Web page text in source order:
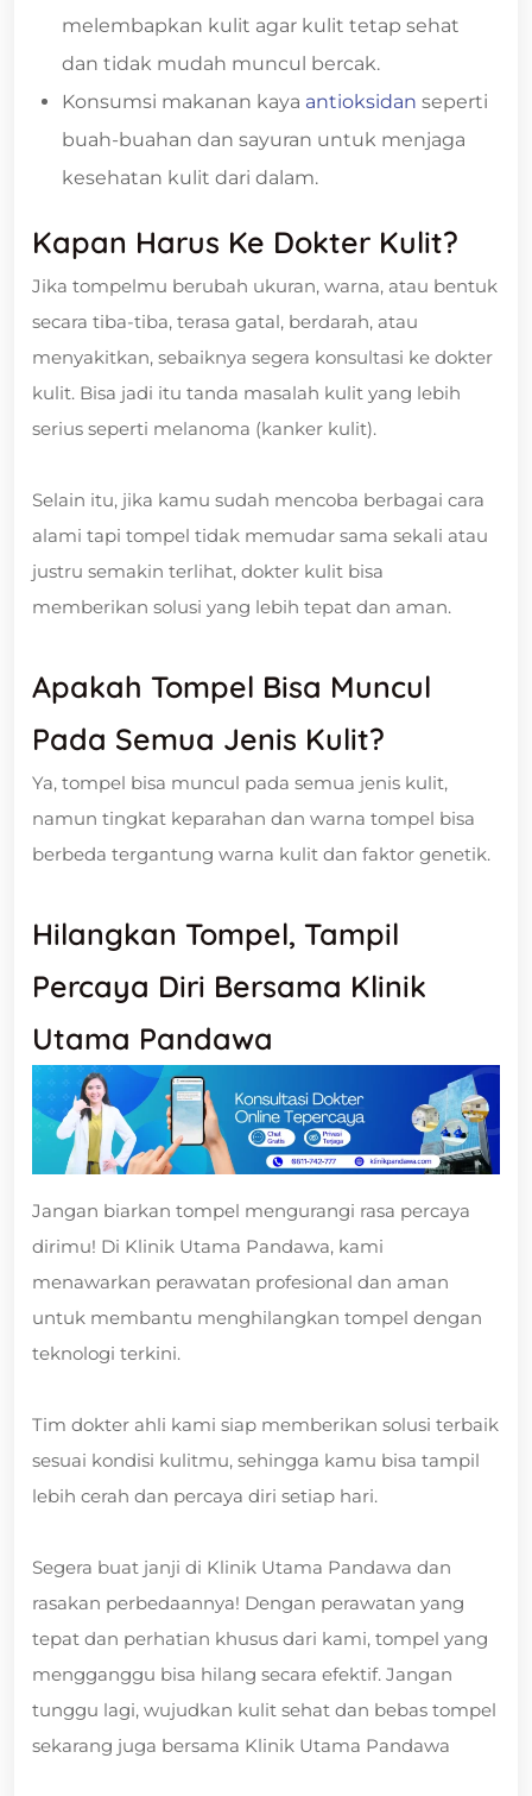
melembapkan kulit agar kulit tetap sehat
dan tidak mudah muncul bercak.
Konsumsi makanan kaya antioksidan seperti
buah-buahan dan sayuran untuk menjaga
kesehatan kulit dari dalam.
Kapan Harus Ke Dokter Kulit?
Jika tompelmu berubah ukuran, warna, atau bentuk
secara tiba-tiba, terasa gatal, berdarah, atau
menyakitkan, sebaiknya segera konsultasi ke dokter
kulit. Bisa jadi itu tanda masalah kulit yang lebih
serius seperti melanoma (kanker kulit).
Selain itu, jika kamu sudah mencoba berbagai cara
alami tapi tompel tidak memudar sama sekali atau
justru semakin terlihat, dokter kulit bisa
memberikan solusi yang lebih tepat dan aman.
Apakah Tompel Bisa Muncul
Pada Semua Jenis Kulit?
Ya, tompel bisa muncul pada semua jenis kulit,
namun tingkat keparahan dan warna tompel bisa
berbeda tergantung warna kulit dan faktor genetik.
Hilangkan Tompel, Tampil
Percaya Diri Bersama Klinik
Utama Pandawa
Jangan biarkan tompel mengurangi rasa percaya
dirimu! Di Klinik Utama Pandawa, kami
menawarkan perawatan profesional dan aman
untuk membantu menghilangkan tompel dengan
teknologi terkini.
Tim dokter ahli kami siap memberikan solusi terbaik
sesuai kondisi kulitmu, sehingga kamu bisa tampil
lebih cerah dan percaya diri setiap hari.
Segera buat janji di Klinik Utama Pandawa dan
rasakan perbedaannya! Dengan perawatan yang
tepat dan perhatian khusus dari kami, tompel yang
mengganggu bisa hilang secara efektif. Jangan
tunggu lagi, wujudkan kulit sehat dan bebas tompel
sekarang juga bersama Klinik Utama Pandawa